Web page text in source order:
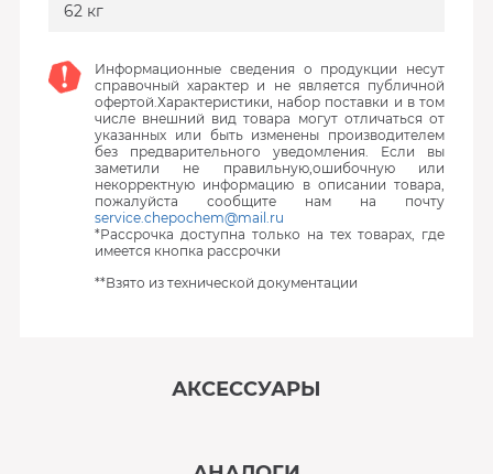
62 кг
Информационные сведения о продукции несут
справочный характер и не является публичной
офертой.Характеристики, набор поставки и в том
числе внешний вид товара могут отличаться от
указанных или быть изменены производителем
без предварительного уведомления. Если вы
заметили не правильную,ошибочную или
некорректную информацию в описании товара,
пожалуйста сообщите нам на почту
service.chepochem@mail.ru
*Рассрочка доступна только на тех товарах, где
имеется кнопка рассрочки
**Взято из технической документации
АКСЕССУАРЫ